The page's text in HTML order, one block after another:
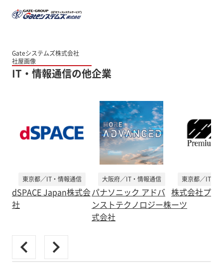
Gateシステムズ株式会社
社屋画像
IT・情報通信の他企業
東京都／IT・情報通信
dSPACE Japan株式会
社
大阪府／IT・情報通信
パナソニック アドバ
ンストテクノロジー株
式会社
東京都／IT・
株式会社プレ
ーツ